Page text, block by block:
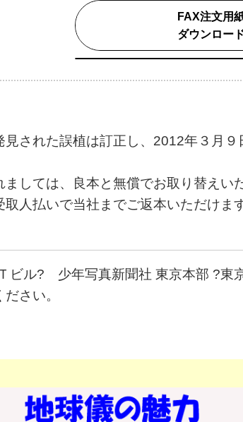
FAX注文用
ダウンロー
された誤植は訂正し、2012年３月９
しては、良本と無償でお取り替えい
人払いで当社までご返本いただけま
ビル? 少年写真新聞社 東京本部 ?東
さい。